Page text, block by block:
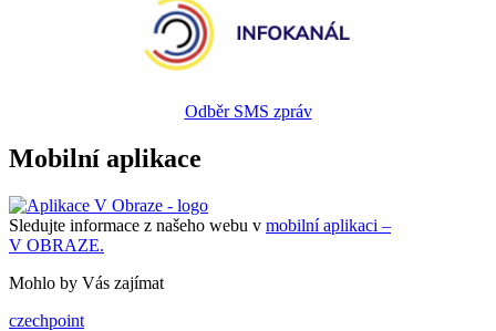
Odběr SMS zpráv
Mobilní aplikace
Sledujte informace z našeho webu v mobilní aplikaci –
V OBRAZE.
Mohlo by Vás zajímat
czechpoint